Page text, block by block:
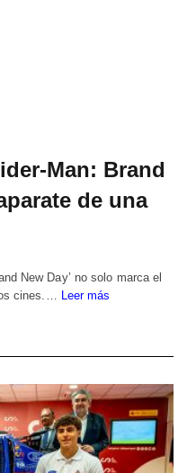
Man: Brand
de una
New Day’ no solo marca el
cines.…
Leer más